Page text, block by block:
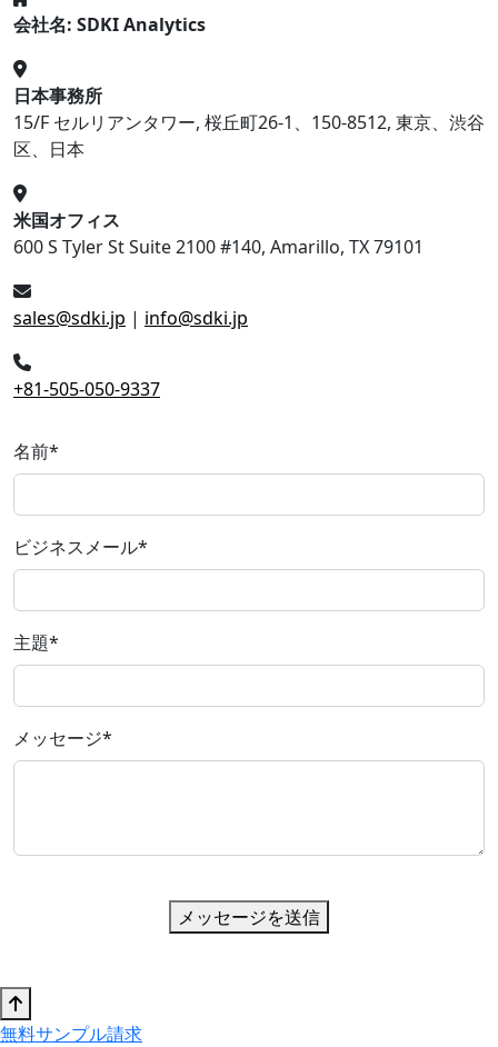
会社名: SDKI Analytics
日本事務所
15/F セルリアンタワー, 桜丘町26-1、150-8512, 東京、渋谷
区、日本
米国オフィス
600 S Tyler St Suite 2100 #140, Amarillo, TX 79101
sales@sdki.jp | info@sdki.jp
+81-505-050-9337
名前*
ビジネスメール*
主題*
メッセージ*
メッセージを送信
無料サンプル請求